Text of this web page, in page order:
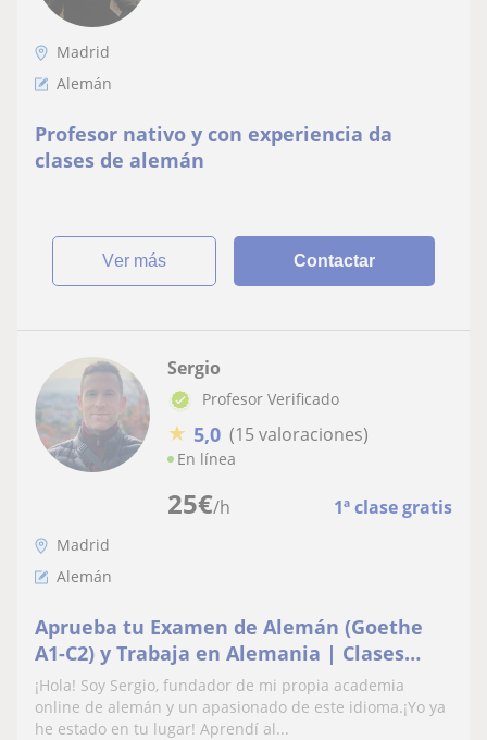
Madrid
Alemán
Profesor nativo y con experiencia da
clases de alemán
ver más Contactar
25€/h 1ª clase gratis
Sergio
Profesor Verificado
★ 5,0 (15 valoraciones)
En línea
Madrid
Alemán
Aprueba tu Examen de Alemán (Goethe
A1-C2) y Trabaja en Alemania | Clases
100% Online
¡Hola! Soy Sergio, fundador de mi propia academia
online de alemán y un apasionado de este idioma.¡Yo ya
he estado en tu lugar! Aprendí al...